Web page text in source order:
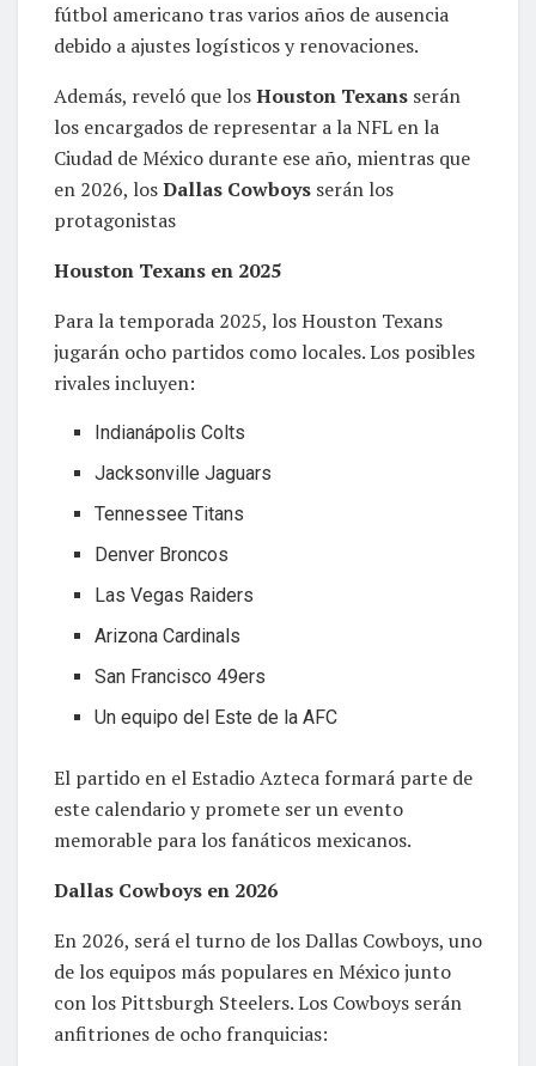
fútbol americano tras varios años de ausencia
debido a ajustes logísticos y renovaciones.
Además, reveló que losHouston Texans serán
los encargados de representar a la NFL en la
Ciudad de México durante ese año, mientras que
en 2026, losDallas Cowboys serán los
protagonistas
Houston Texans en 2025
Para la temporada 2025, los Houston Texans
jugarán ocho partidos como locales. Los posibles
rivales incluyen:
Indianápolis Colts
Jacksonville Jaguars
Tennessee Titans
Denver Broncos
Las Vegas Raiders
Arizona Cardinals
San Francisco 49ers
Un equipo del Este de la AFC
El partido en el Estadio Azteca formará parte de
este calendario y promete ser un evento
memorable para los fanáticos mexicanos.
Dallas Cowboys en 2026
En 2026, será el turno de los Dallas Cowboys, uno
de los equipos más populares en México junto
con los Pittsburgh Steelers. Los Cowboys serán
anfitriones de ocho franquicias: